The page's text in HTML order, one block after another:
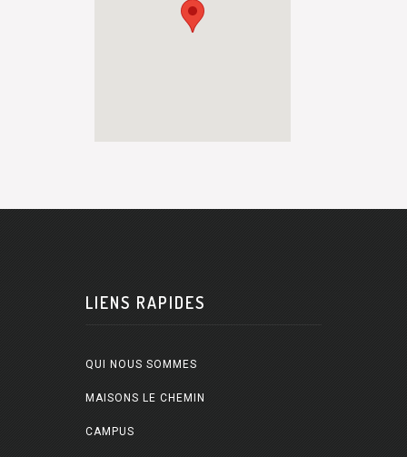
LIENS RAPIDES
QUI NOUS SOMMES
MAISONS LE CHEMIN
CAMPUS